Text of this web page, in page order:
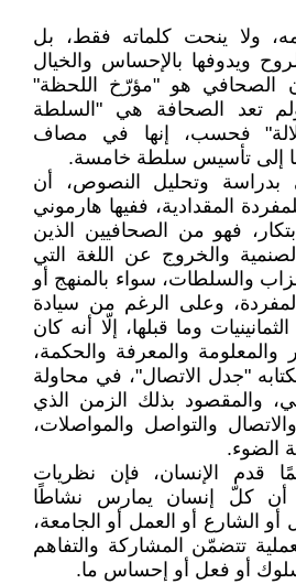
ولا ينحت كلماته فقط، بل
ويدوفها بالإحساس والخيال
الصحافي هو "مؤرّخ اللحظة"
تعد الصحافة هي "السلطة
فحسب، إنها في مصاف
إلى تأسيس سلطة خامسة.
بدراسة وتحليل النصوص، أن
المقدادية، ففيها هارموني
فهو من الصحافيين الذين
والخروج عن اللغة التي
والسلطات، سواء بالمنهج أو
وعلى الرغم من سيادة
وما قبلها، إلّا أنه كان
والمعرفة والحكمة،
"جدل الاتصال"، في محاولة
والمقصود بذلك الزمن الذي
والتواصل والمواصلات،
الضوء.
قدم الإنسان، فإن نظريات
أن كلّ إنسان يمارس نشاطًا
أو الشارع أو العمل أو الجامعة،
تتضمّن المشاركة والتفاهم
أو فعل أو إحساس ما.